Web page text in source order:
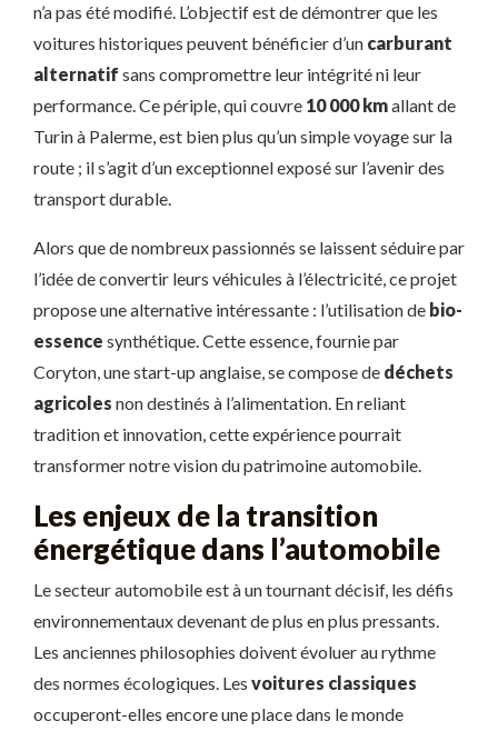
n’a pas été modifié. L’objectif est de démontrer que les
voitures historiques peuvent bénéficier d’un carburant
alternatif sans compromettre leur intégrité ni leur
performance. Ce périple, qui couvre 10 000 kmallant de
Turin à Palerme, est bien plus qu’un simple voyage sur la
route ; il s’agit d’un exceptionnel exposé sur l’avenir des
transport durable.
Alors que de nombreux passionnés se laissent séduire par
l’idée de convertir leurs véhicules à l’électricité, ce projet
propose une alternative intéressante : l’utilisation de bio-
essence synthétique. Cette essence, fournie par
Coryton, une start-up anglaise, se compose de déchets
agricoles non destinés à l’alimentation. En reliant
tradition et innovation, cette expérience pourrait
transformer notre vision du patrimoine automobile.
Les enjeux de la transition
énergétique dans l’automobile
Le secteur automobile est à un tournant décisif, les défis
environnementaux devenant de plus en plus pressants.
Les anciennes philosophies doivent évoluer au rythme
des normes écologiques. Les voitures classiques
occuperont-elles encore une place dans le monde